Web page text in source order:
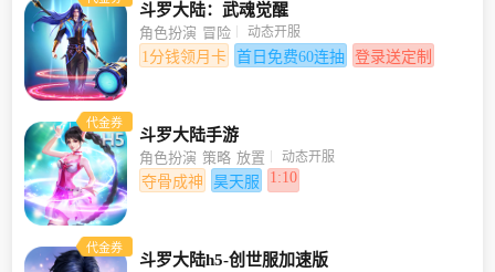
斗罗大陆：武魂觉醒
角色扮演 冒险 动态开服
1分钱领月卡 首日免费60连抽 登录送定制
代金券
斗罗大陆手游
角色扮演 策略 放置 动态开服
夺骨成神 昊天服 1:10
代金券
斗罗大陆h5-创世服加速版